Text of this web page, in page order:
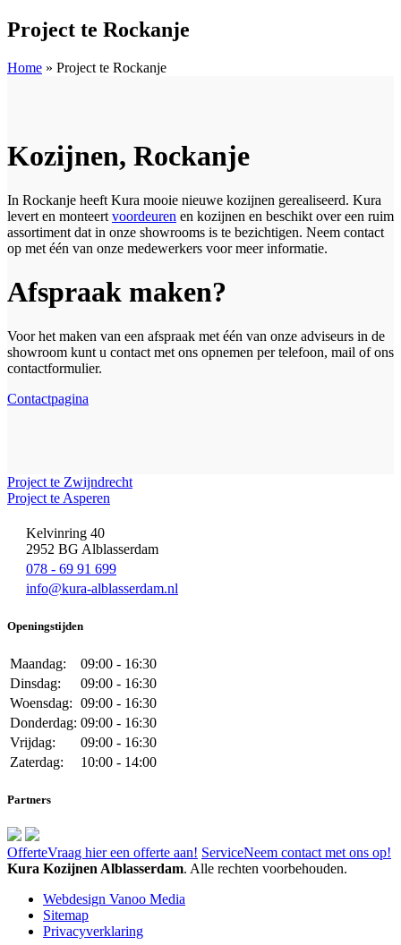
Project te Rockanje
Home » Project te Rockanje
Kozijnen, Rockanje
In Rockanje heeft Kura mooie nieuwe kozijnen gerealiseerd. Kura
levert en monteert voordeuren en kozijnen en beschikt over een ruim
assortiment dat in onze showrooms is te bezichtigen. Neem contact
op met één van onze medewerkers voor meer informatie.
Afspraak maken?
Voor het maken van een afspraak met één van onze adviseurs in de
showroom kunt u contact met ons opnemen per telefoon, mail of ons
contactformulier.
Contactpagina
Project te Zwijndrecht
Project te Asperen
Kelvinring 40
2952 BG Alblasserdam
078 - 69 91 699
info@kura-alblasserdam.nl
Openingstijden
Maandag:
09:00 - 16:30
Dinsdag:
09:00 - 16:30
Woensdag: 09:00 - 16:30
Donderdag: 09:00 - 16:30
Vrijdag:
09:00 - 16:30
Zaterdag:
10:00 - 14:00
Partners
OfferteVraag hier een offerte aan! ServiceNeem contact met ons op!
Kura Kozijnen Alblasserdam. Alle rechten voorbehouden.
Webdesign Vanoo Media
Sitemap
Privacyverklaring